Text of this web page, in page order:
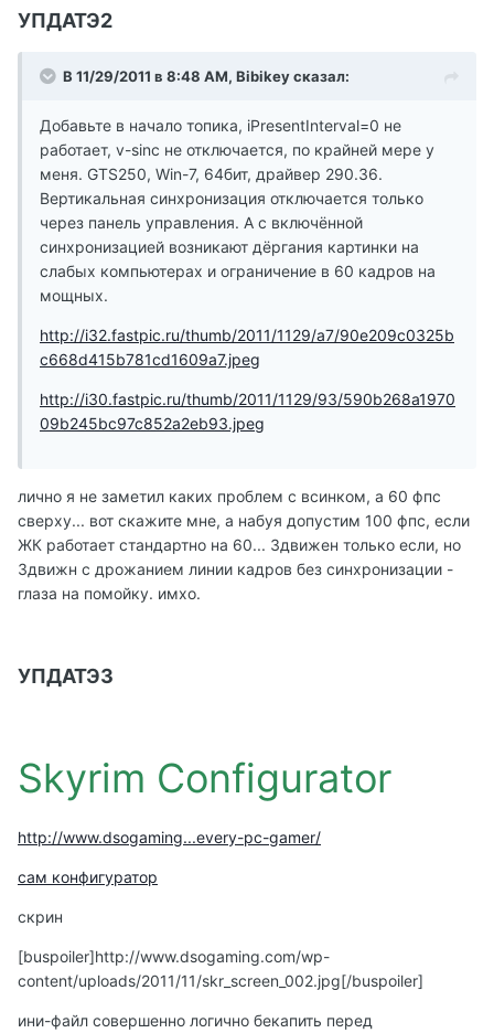
УПДАТЭ2
В 11/29/2011 в 8:48 AM, Bibikey сказал:
Добавьте в начало топика, iPresentInterval=0 не
работает, v-sinc не отключается, по крайней мере у
меня. GTS250, Win-7, 64бит, драйвер 290.36.
Вертикальная синхронизация отключается только
через панель управления. А с включённой
синхронизацией возникают дёргания картинки на
слабых компьютерах и ограничение в 60 кадров на
мощных.
http://i32.fastpic.ru/thumb/2011/1129/a7/90e209c0325b
c668d415b781cd1609a7.jpeg
http://i30.fastpic.ru/thumb/2011/1129/93/590b268a1970
09b245bc97c852a2eb93.jpeg
лично я не заметил каких проблем с всинком, а 60 фпс
сверху... вот скажите мне, а набуя допустим 100 фпс, если
ЖК работает стандартно на 60... 3движен только если, но
3движн c дрожанием линии кадров без синхронизации -
глаза на помойку. имхо.
УПДАТЭ3
Skyrim Configurator
http://www.dsogaming...every-pc-gamer/
сам конфигуратор
скрин
[buspoiler]http://www.dsogaming.com/wp-
content/uploads/2011/11/skr_screen_002.jpg[/buspoiler]
ини-файл совершенно логично бекапить перед